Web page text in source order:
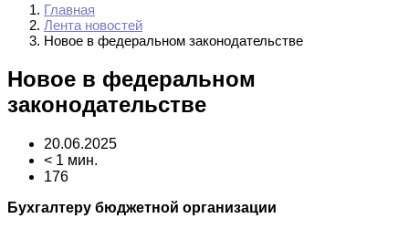
Главная
Лента новостей
Новое в федеральном законодательстве
Новое в федеральном
законодательстве
20.06.2025
< 1 мин.
176
Бухгалтеру бюджетной организации